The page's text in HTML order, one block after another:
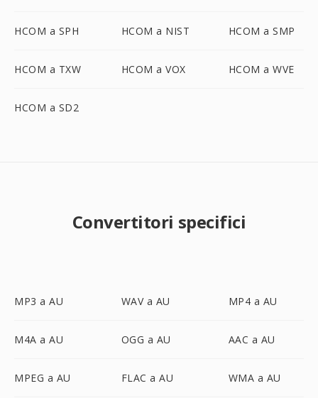
HCOM a SPH HCOM a NIST HCOM a SMP
HCOM a TXW HCOM a VOX HCOM a WVE
HCOM a SD2
Convertitori specifici
MP3 a AU WAV a AU MP4 a AU
M4A a AU OGG a AU AAC a AU
MPEG a AU FLAC a AU WMA a AU